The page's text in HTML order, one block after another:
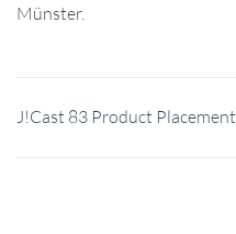
Münster.
J!Cast 83 Product Placement